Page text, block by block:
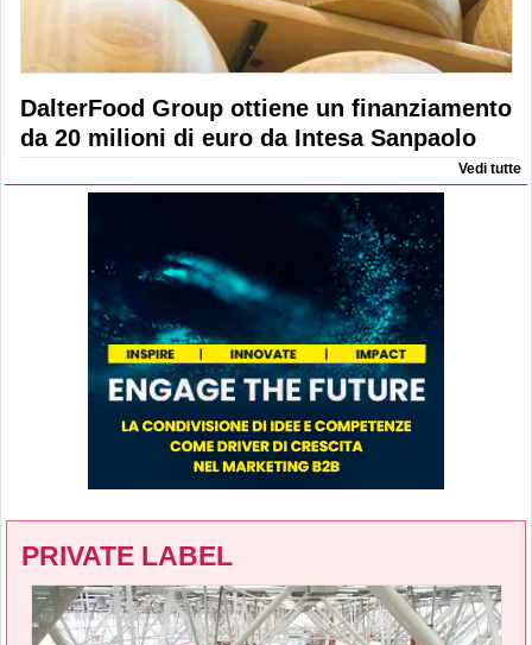
DalterFood Group ottiene un finanziamento
da 20 milioni di euro da Intesa Sanpaolo
Vedi tutte
PRIVATE LABEL